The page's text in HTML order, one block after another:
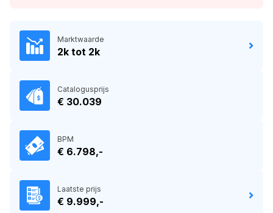
Marktwaarde
2k tot 2k
Catalogusprijs
€ 30.039
BPM
€ 6.798,-
Laatste prijs
€ 9.999,-